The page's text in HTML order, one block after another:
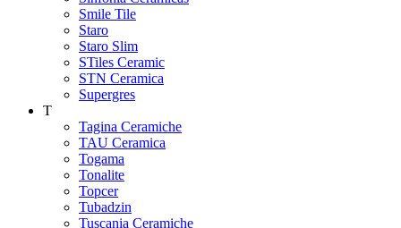
Smile Tile
Staro
Staro Slim
STiles Ceramic
STN Ceramica
Supergres
T
Tagina Ceramiche
TAU Ceramica
Togama
Tonalite
Topcer
Tubadzin
Tuscania Ceramiche